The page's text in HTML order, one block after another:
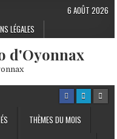
LÉGALES
6 AOÛT 2026
d'Oyonnax
THÈMES DU MOIS